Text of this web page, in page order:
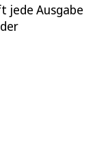
jede Ausgabe